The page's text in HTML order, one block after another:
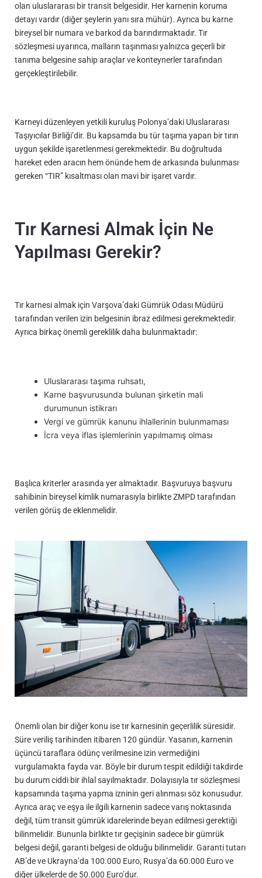
olan uluslararası bir transit belgesidir. Her karnenin koruma
detayı vardır (diğer şeylerin yanı sıra mühür). Ayrıca bu karne
bireysel bir numara ve barkod da barındırmaktadır. Tır
sözleşmesi uyarınca, malların taşınması yalnızca geçerli bir
tanıma belgesine sahip araçlar ve konteynerler tarafından
gerçekleştirilebilir.
Karneyi düzenleyen yetkili kuruluş Polonya’daki Uluslararası
Taşıyıcılar Birliği’dir. Bu kapsamda bu tür taşıma yapan bir tırın
uygun şekilde işaretlenmesi gerekmektedir. Bu doğrultuda
hareket eden aracın hem önünde hem de arkasında bulunması
gereken “TIR” kısaltması olan mavi bir işaret vardır.
Tır Karnesi Almak İçin Ne
Yapılması Gerekir?
Tır karnesi almak için Varşova’daki Gümrük Odası Müdürü
tarafından verilen izin belgesinin ibraz edilmesi gerekmektedir.
Ayrıca birkaç önemli gereklilik daha bulunmaktadır:
Uluslararası taşıma ruhsatı,
Karne başvurusunda bulunan şirketin mali
durumunun istikrarı
Vergi ve gümrük kanunu ihlallerinin bulunmaması
İcra veya iflas işlemlerinin yapılmamış olması
Başlıca kriterler arasında yer almaktadır. Başvuruya başvuru
sahibinin bireysel kimlik numarasıyla birlikte ZMPD tarafından
verilen görüş de eklenmelidir.
Önemli olan bir diğer konu ise tır karnesinin geçerlilik süresidir.
Süre veriliş tarihinden itibaren 120 gündür. Yasanın, karnenin
üçüncü taraflara ödünç verilmesine izin vermediğini
vurgulamakta fayda var. Böyle bir durum tespit edildiği takdirde
bu durum ciddi bir ihlal sayılmaktadır. Dolayısıyla tır sözleşmesi
kapsamında taşıma yapma izninin geri alınması söz konusudur.
Ayrıca araç ve eşya ile ilgili karnenin sadece varış noktasında
değil, tüm transit gümrük idarelerinde beyan edilmesi gerektiği
bilinmelidir. Bununla birlikte tır geçişinin sadece bir gümrük
belgesi değil, garanti belgesi de olduğu bilinmelidir. Garanti tutarı
AB’de ve Ukrayna’da 100.000 Euro, Rusya’da 60.000 Euro ve
diğer ülkelerde de 50.000 Euro’dur.